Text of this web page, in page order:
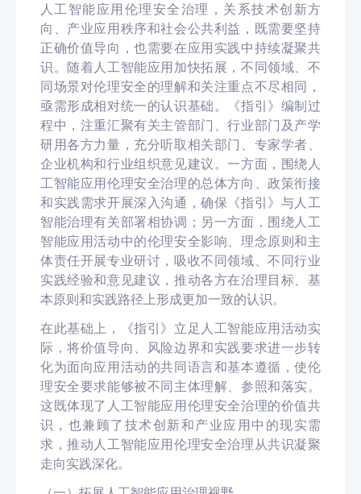
人工智能应用伦理安全治理 ， 关系技术创新方
向、产业应用秩序和社会公共利益，既需要坚持
正确价值导向，也需要在应用实践中持续凝聚共
识。随着人工智能应用加快拓展，不同领域、不
同场景对伦理安全的理解和关注重点不尽相同，
亟需形成相对统一的认识基础。《指引》编制过
程中，注重汇聚有关主管部门、行业部门及产学
研用各方力量，充分听取相关部门、专家学者、
企业机构和行业组织意见建议。一方面，围绕人
工智能应用伦理安全治理的总体方向、政策衔接
和实践需求开展深入沟通，确保《指引》与人工
智能治理有关部署相协调；另一方面，围绕人工
智能应用活动中的伦理安全影响、理念原则和主
体责任开展专业研讨，吸收不同领域、不同行业
实践经验和意见建议，推动各方在治理目标、基
本原则和实践路径上形成更加一致的认识。
在此基础上，《指引》立足人工智能应用活动实
际，将价值导向、风险边界和实践要求进一步转
化为面向应用活动的共同语言和基本遵循，使伦
理安全要求能够被不同主体理解、参照和落实。
这既体现了人工智能应用伦理安全治理的价值共
识，也兼顾了技术创新和产业应用中的现实需
求，推动人工智能应用伦理安全治理从共识凝聚
走向实践深化。